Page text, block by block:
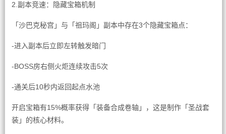
2.副本竞速：隐藏宝箱机制
「沙巴克秘宫」与「祖玛阁」副本中存在3个隐藏宝箱点：
-进入副本后立即左转触发暗门
-BOSS房右侧火炬连续攻击5次
-通关后10秒内返回起点水池
开启宝箱有15%概率获得「装备合成卷轴」，这是制作「圣战套
装」的核心材料。